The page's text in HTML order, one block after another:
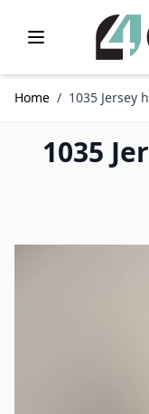
Ga naar de inhoud
Home / 1035 Jersey
1035